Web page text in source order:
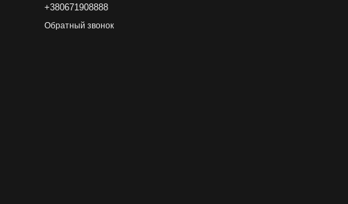
+380671908888
Обратный звонок